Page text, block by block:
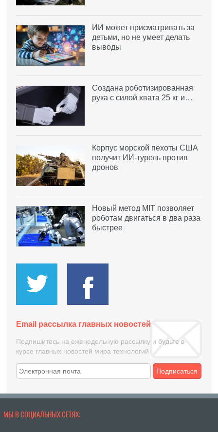
ИИ может присматривать за
детьми, но не умеет делать
выводы
Создана роботизированная
рука с силой хвата 25 кг и…
Корпус морской пехоты США
получит ИИ-турель против
дронов
Новый метод MIT позволяет
роботам двигаться в два раза
быстрее
Email рассылка главных новостей
Подпишитесь на еженедельную рассылку и будьте в
курсе главных новостей мира технологий
Подписаться
МЫ В СОЦИАЛЬНЫХ СЕТЯХ: